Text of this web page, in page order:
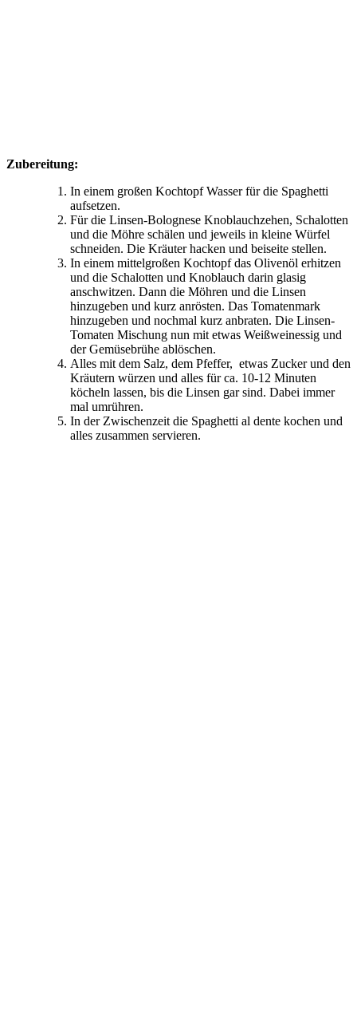
Zubereitung:
In einem großen Kochtopf Wasser für die Spaghetti
aufsetzen.
Für die Linsen-Bolognese Knoblauchzehen, Schalotten
und die Möhre schälen und jeweils in kleine Würfel
schneiden. Die Kräuter hacken und beiseite stellen.
In einem mittelgroßen Kochtopf das Olivenöl erhitzen
und die Schalotten und Knoblauch darin glasig
anschwitzen. Dann die Möhren und die Linsen
hinzugeben und kurz anrösten. Das Tomatenmark
hinzugeben und nochmal kurz anbraten. Die Linsen-
Tomaten Mischung nun mit etwas Weißweinessig und
der Gemüsebrühe ablöschen.
Alles mit dem Salz, dem Pfeffer, etwas Zucker und den
Kräutern würzen und alles für ca. 10-12 Minuten
köcheln lassen, bis die Linsen gar sind. Dabei immer
mal umrühren.
In der Zwischenzeit die Spaghetti al dente kochen und
alles zusammen servieren.